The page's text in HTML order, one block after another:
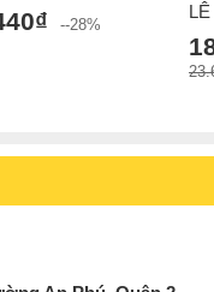
--28%